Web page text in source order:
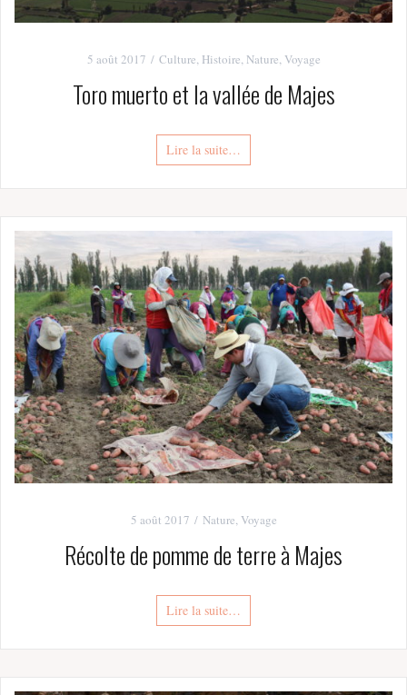
5 août 2017 Culture, Histoire, Nature,Voyage
Toro muerto et la vallée de Majes
Lire la suite…
5 août 2017 Nature,Voyage
Récolte de pomme de terre à Majes
Lire la suite…